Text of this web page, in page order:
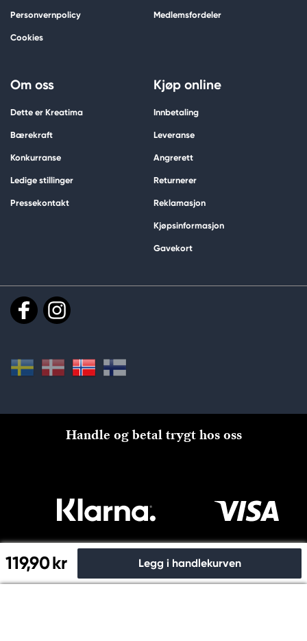
119,90 kr Legg i handlekurven
Personvernpolicy
Cookies
Medlemsfordeler
Om oss
Dette er Kreatima
Bærekraft
Konkurranse
Ledige stillinger
Pressekontakt
Kjøp online
Innbetaling
Leveranse
Angrerett
Returnerer
Reklamasjon
Kjøpsinformasjon
Gavekort
Handle og betal trygt hos oss